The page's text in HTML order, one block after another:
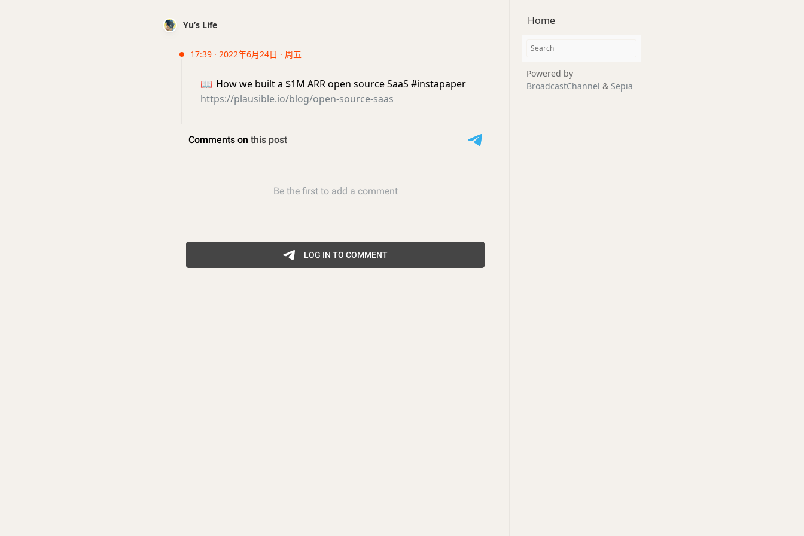
Yu’s Life
17:39 · 2022年6月24日 · 周五
📖 How we built a $1M ARR open source SaaS #instapaper
https://plausible.io/blog/open-source-saas
Home
Powered by
BroadcastChannel & Sepia